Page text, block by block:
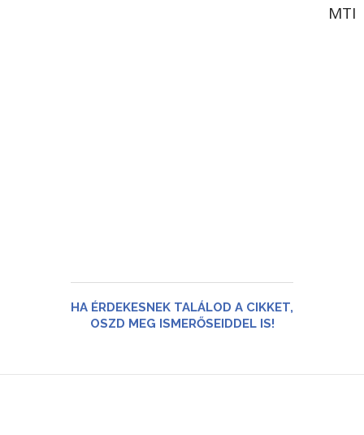
MTI
HA ÉRDEKESNEK TALÁLOD A CIKKET,
OSZD MEG ISMERŐSEIDDEL IS!